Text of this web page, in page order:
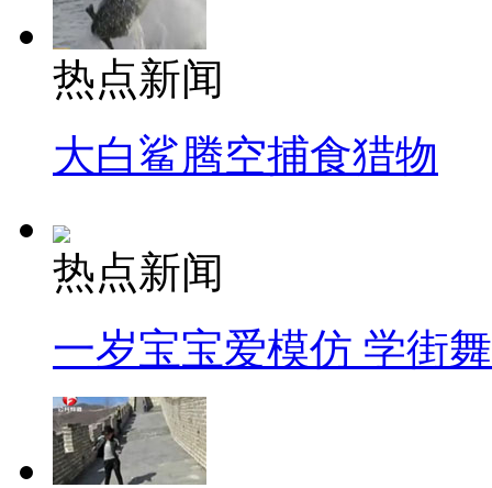
热点新闻
大白鲨腾空捕食猎物
热点新闻
一岁宝宝爱模仿 学街